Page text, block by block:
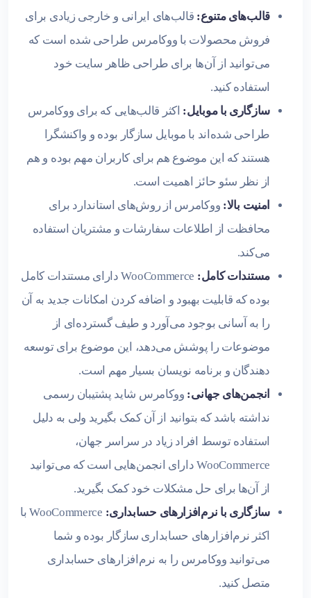
قالب‌های متنوع: قالب‌های ایرانی و خارجی زیادی برای
فروش محصولات با ووکامرس طراحی شده است که
می‌توانید از آن‌ها برای طراحی ظاهر سایت خود
استفاده کنید.
سازگاری با موبایل: اکثر قالب‌هایی که برای ووکامرس
طراحی شده‌اند با موبایل سازگار بوده و واکنشگرا
هستند که این موضوع هم برای کاربران مهم بوده و هم
از نظر سئو حائز اهمیت است.
امنیت بالا: ووکامرس از روش‌های استاندارد برای
محافظت از اطلاعات سفارشات و مشتریان استفاده
می‌کند.
مستندات کامل:
WooCommerce دارای مستندات کامل
بوده که قابلیت بهبود و اضافه کردن امکانات جدید به آن
را به آسانی بوجود می‌آورد و طیف گسترده‌ای از
موضوعات را پوشش می‌دهد، این موضوع برای توسعه
دهندگان و برنامه نویسان بسیار مهم است.
انجمن‌های جهانی: ووکامرس شاید پشتیبان رسمی
نداشته باشد که بتوانید از آن کمک بگیرید ولی به دلیل
استفاده توسط افراد زیاد در سراسر جهان،
WooCommerce دارای انجمن‌هایی است که می‌توانید
از آن‌ها برای حل مشکلات خود کمک بگیرید.
سازگاری با نرم‌افزارهای حسابداری:
WooCommerce با
اکثر نرم‌افزارهای حسابداری سازگار بوده و شما
می‌توانید ووکامرس را به نرم‌افزارهای حسابداری
متصل کنید.